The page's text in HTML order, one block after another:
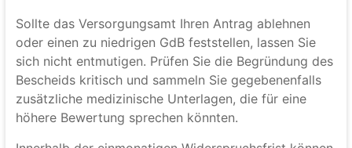
Sollte das Versorgungsamt Ihren Antrag ablehnen
oder einen zu niedrigen GdB feststellen, lassen Sie
sich nicht entmutigen. Prüfen Sie die Begründung des
Bescheids kritisch und sammeln Sie gegebenenfalls
zusätzliche medizinische Unterlagen, die für eine
höhere Bewertung sprechen könnten.